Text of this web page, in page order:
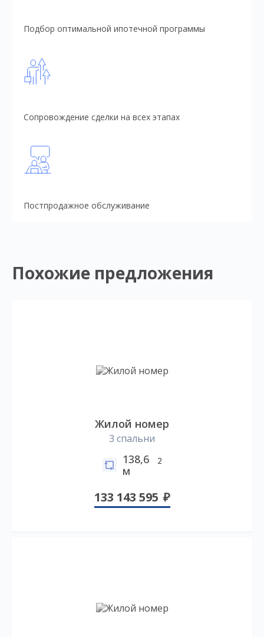
Подбор оптимальной ипотечной программы
Сопровождение сделки на всех этапах
Постпродажное обслуживание
Похожие предложения
Жилой номер
3 спальни
138,6
м
2
133 143 595